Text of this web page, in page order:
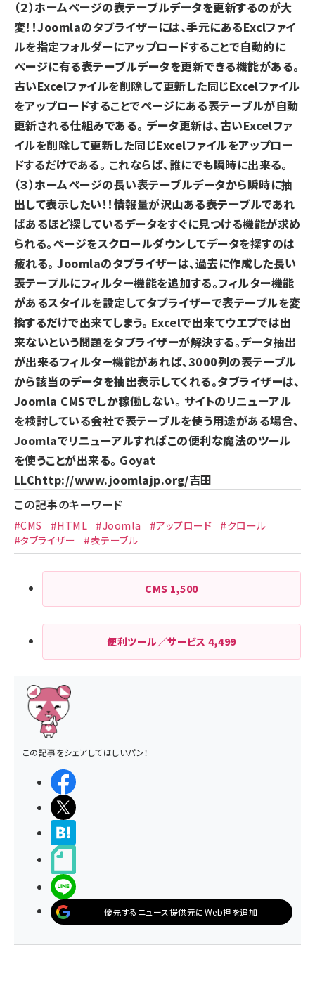
（２）ホームページの表テーブルデータを更新するのが大
変！！Joomlaのタブライザーには、手元にあるExclファイ
ルを指定フォルダーにアップロードすることで自動的に
ページに有る表テーブルデータを更新できる機能がある。
古いExcelファイルを削除して更新した同じExcelファイル
をアップロードすることでページにある表テーブルが自動
更新される仕組みである。 データ更新は、古いExcelファ
イルを削除して更新した同じExcelファイルをアップロー
ドするだけである。 これならば、誰にでも瞬時に出来る。
（３）ホームページの長い表テーブルデータから瞬時に抽
出して表示したい！！情報量が沢山ある表テーブルであれ
ばあるほど探しているデータをすぐに見つける機能が求め
られる。ページをスクロールダウンしてデータを探すのは
疲れる。 Joomlaのタブライザーは、過去に作成した長い
表テープルにフィルター機能を追加する。フィルター機能
があるスタイルを設定してタブライザーで表テーブルを変
換するだけで出来てしまう。 Excelで出来てウエブでは出
来ないという問題をタブライザーが解決する。データ抽出
が出来るフィルター機能があれば、3000列の表テーブル
から該当のデータを抽出表示してくれる。タブライザーは、
Joomla CMSでしか稼働しない。 サイトのリニューアル
を検討している会社で表テーブルを使う用途がある場合、
Joomlaでリニューアルすればこの便利な魔法のツール
を使うことが出来る。 Goyat
LLChttp://www.joomlajp.org/吉田
この記事のキーワード
#CMS #HTML #Joomla #アップロード
#クロール
#タブライザー
#表テーブル
CMS 1,500
便利ツール／サービス4,499
この記事をシェアしてほしいパン！
優先するニュース提供元にWeb担を追加